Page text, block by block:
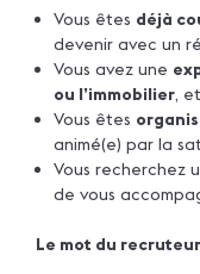
Vous êtes déjà
devenir avec un
Vous avez une
ou l’immobilier,
Vous êtes
animé(e) par la
Vous recherchez
de vous
Le mot du